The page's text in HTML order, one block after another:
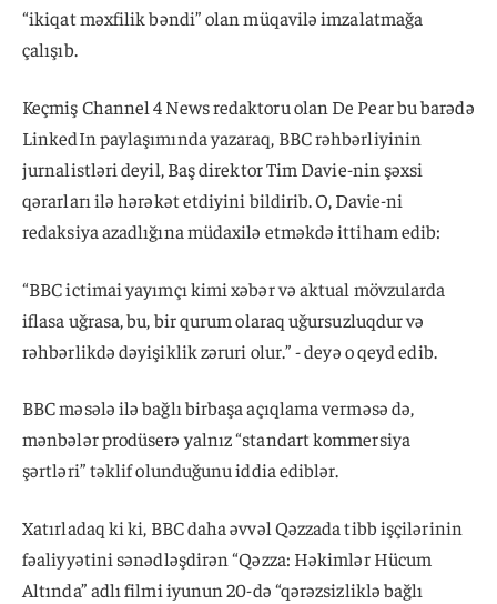
“ikiqat məxfilik bəndi” olan müqavilə imzalatmağa
çalışıb.
Keçmiş Channel 4 News redaktoru olan De Pear bu barədə
LinkedIn paylaşımında yazaraq, BBC rəhbərliyinin
jurnalistləri deyil, Baş direktor Tim Davie-nin şəxsi
qərarları ilə hərəkət etdiyini bildirib. O, Davie-ni
redaksiya azadlığına müdaxilə etməkdə ittiham edib:
“BBC ictimai yayımçı kimi xəbər və aktual mövzularda
iflasa uğrasa, bu, bir qurum olaraq uğursuzluqdur və
rəhbərlikdə dəyişiklik zəruri olur.” - deyə o qeyd edib.
BBC məsələ ilə bağlı birbaşa açıqlama verməsə də,
mənbələr prodüserə yalnız “standart kommersiya
şərtləri” təklif olunduğunu iddia ediblər.
Xatırladaq ki ki, BBC daha əvvəl Qəzzada tibb işçilərinin
fəaliyyətini sənədləşdirən “Qəzza: Həkimlər Hücum
Altında” adlı filmi iyunun 20-də “qərəzsizliklə bağlı